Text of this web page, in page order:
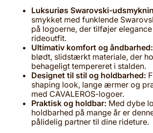
Luksuriøs Swarovski-
smykket med funklende
på logoerne, der tilføjer
rideoutfit.
Ultimativ komfort og åndbarhed:
blødt, slidstærkt materiale, der
behageligt tempereret i stalden.
Designet til stil og holdbarhed:
shaping look, lange ærmer og
med CAVALEROS-logoer.
Praktisk og holdbar: Med dybe
holdbarhed på mange år er
pålidelig partner til dine rideture.